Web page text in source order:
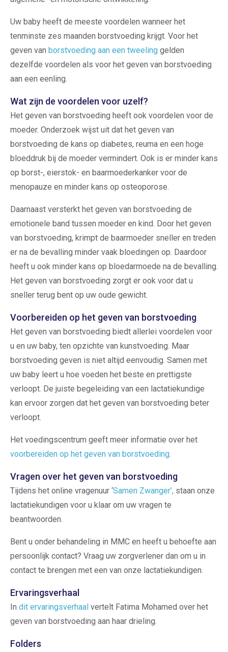
Uw baby heeft de meeste voordelen wanneer het
tenminste zes maanden borstvoeding krijgt. Voor het
geven van borstvoeding aan een tweeling gelden
dezelfde voordelen als voor het geven van borstvoeding
aan een eenling.
Wat zijn de voordelen voor uzelf?
Het geven van borstvoeding heeft ook voordelen voor de
moeder. Onderzoek wijst uit dat het geven van
borstvoeding de kans op diabetes, reuma en een hoge
bloeddruk bij de moeder vermindert. Ook is er minder kans
op borst-, eierstok- en baarmoederkanker voor de
menopauze en minder kans op osteoporose.
Daarnaast versterkt het geven van borstvoeding de
emotionele band tussen moeder en kind. Door het geven
van borstvoeding, krimpt de baarmoeder sneller en treden
er na de bevalling minder vaak bloedingen op. Daardoor
heeft u ook minder kans op bloedarmoede na de bevalling.
Het geven van borstvoeding zorgt er ook voor dat u
sneller terug bent op uw oude gewicht.
Voorbereiden op het geven van borstvoeding
Het geven van borstvoeding biedt allerlei voordelen voor
u en uw baby, ten opzichte van kunstvoeding. Maar
borstvoeding geven is niet altijd eenvoudig. Samen met
uw baby leert u hoe voeden het beste en prettigste
verloopt. De juiste begeleiding van een lactatiekundige
kan ervoor zorgen dat het geven van borstvoeding beter
verloopt.
Het voedingscentrum geeft meer informatie over het
voorbereiden op het geven van borstvoeding.
Vragen over het geven van borstvoeding
Tijdens het online vragenuur ‘Samen Zwanger’, staan onze
lactatiekundigen voor u klaar om uw vragen te
beantwoorden.
Bent u onder behandeling in MMC en heeft u behoefte aan
persoonlijk contact? Vraag uw zorgverlener dan om u in
contact te brengen met een van onze lactatiekundigen.
Ervaringsverhaal
In dit ervaringsverhaal vertelt Fatima Mohamed over het
geven van borstvoeding aan haar drieling.
Folders